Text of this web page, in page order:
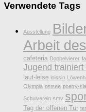
Verwendete Tags
Ausstellung
Arbeit
cafeteria Doppelvierer
Jugend trainiert
laut-leise loissin
Olympia ostsee poetry-
Schulverein smv
Tag der offenen Tür